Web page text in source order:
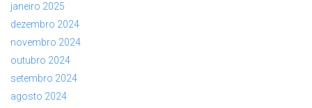
janeiro 2025
dezembro 2024
novembro 2024
outubro 2024
setembro 2024
agosto 2024